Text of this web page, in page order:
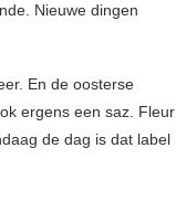
Nieuwe dingen
En de oosterse
ergens een saz. Fleur
de dag is dat label